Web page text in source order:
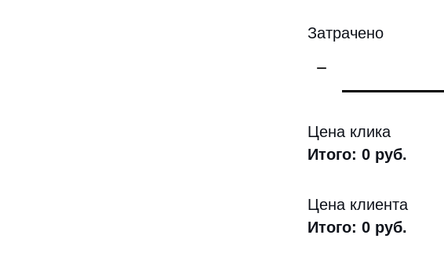
Затрачено
Цена клика
Итого: 0 руб.
Цена клиента
Итого: 0 руб.